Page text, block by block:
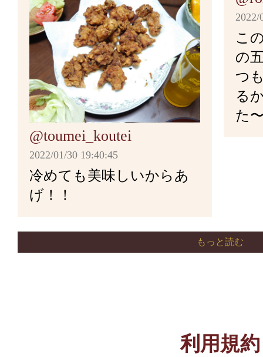
ラップをかぶせ、平らなも
さえて、具材同士を馴染ま
包丁で好みの大きさに切る。
今回のレシピは第五
一度火を消して蓋を被せ、
ら、再びコンロの火をつけ
竹くしなどを刺して、刺し
たら焼き上がりのサイン。
て焦げ目をつける。
を入れて一煮立ちさせる。
く。
のせる具の鮭は焼いて、骨
おく。きゅうりは小口切り
べく細く切る。切ったきゅ
ら揉み、水で洗ってから水
ご飯を用意すれば冷やし茶
飯の出来上がり！
ストーリーの確認は
鍋に里芋を入れ、出汁を里
かける。煮立ったら砂糖・
し蓋をして煮汁が少し煮立
分。醤油を加えてさらに5分
ながら、里芋に汁を絡ませ
ストーリーの確認は
薄切り、鳥もも肉は賽の目
鍋にオリーブオイルを入れ
肉を炒め、ある程度炒まっ
ームを加え、炒めていく。
椒、細かく砕いた固形コン
る。全体に馴染ませながら
蓋をして火を止めて余熱で5
くり返し再び蓋をして極弱
る。串を肉の中心まで刺し
の下に当てる。串が温かく
るサイン！
最後にあらびき胡椒を肉全
き終わった肉をすぐにラッ
フライパンに残った肉汁を
煮立ちさせる。
春菊・貝類以外の具材を火
ていく。例として白菜の芯
のこ類・魚介、そして長ネ
じで
味をみてOKなら春菊とア
を入れ、貝のふたが開けば
@toumei_koutei
2022/01/30 19:40:45
冷めても美味しいからあ
げ！！
2022/
こ
の
つ
る
た
もっと読む
利用規約